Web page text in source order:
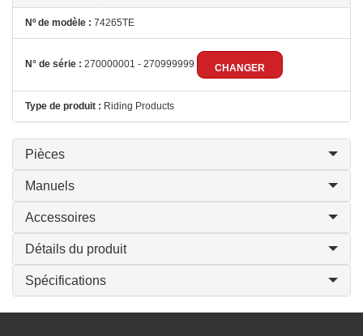
Nº de modèle : 74265TE
N° de série : 270000001 - 270999999 CHANGER
Type de produit : Riding Products
Pièces
Manuels
Accessoires
Détails du produit
Spécifications